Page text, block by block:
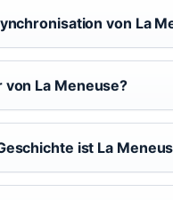
von La
La Meneuse?
ist La